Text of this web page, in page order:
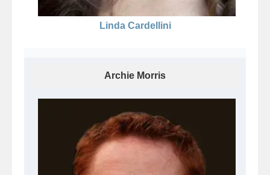
Linda Cardellini
Archie Morris